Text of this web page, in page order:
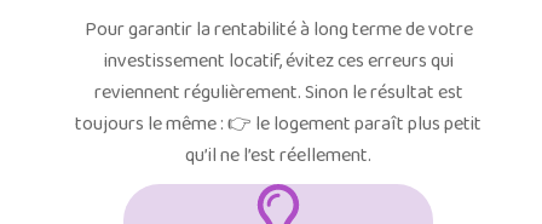
Pour garantir la rentabilité à long terme de votre
investissement locatif, évitez ces erreurs qui
reviennent régulièrement.Sinon le résultat est
toujours le même :👉 le logement paraît plus petit
qu’il ne l’est réellement.